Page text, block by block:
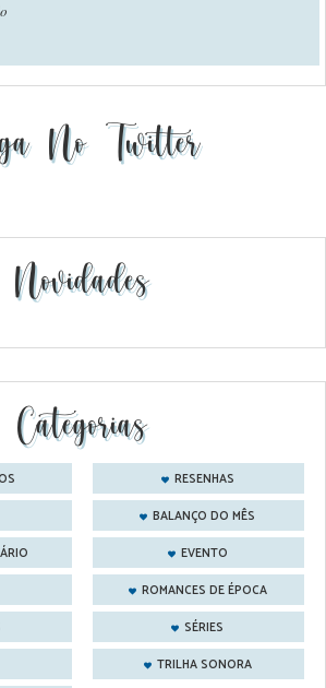
No Twitter
Novidades
Categorias
RESENHAS
BALANÇO DO MÊS
EVENTO
ROMANCES DE ÉPOCA
SÉRIES
TRILHA SONORA